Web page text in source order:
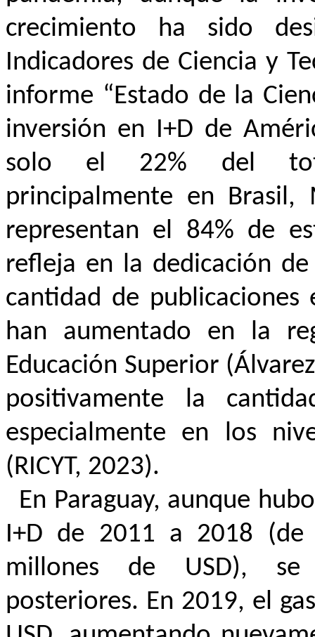
crecimiento ha sido
Indicadores de Ciencia y
informe “Estado de la
inversión en I+D de
solo el 22% del
principalmente en
representan el 84% de
refleja en la dedicación
cantidad de
han aumentado en la
Educación Superior
positivamente la
especialmente en los
(RICYT, 2023).
En Paraguay, aunque
I+D de 2011 a 2018
millones de USD), se
posteriores. En 2019, el